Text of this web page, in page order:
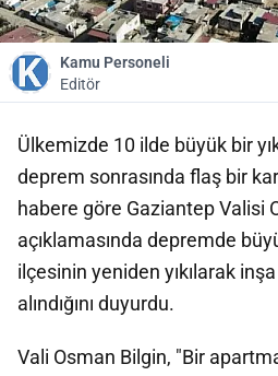
Kamu Personeli
Editör
Ülkemizde 10 ilde büyük bir
deprem sonrasında flaş bir
habere göre Gaziantep Valisi
açıklamasında depremde
ilçesinin yeniden yıkılarak
alındığını duyurdu.
Vali Osman Bilgin, "Bir